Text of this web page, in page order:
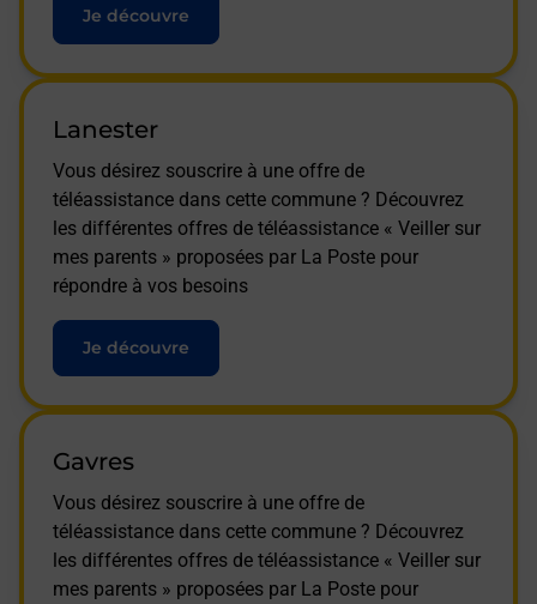
Je découvre
Lanester
Vous désirez souscrire à une offre de
téléassistance dans cette commune ? Découvrez
les différentes offres de téléassistance « Veiller sur
mes parents » proposées par La Poste pour
répondre à vos besoins
Je découvre
Gavres
Vous désirez souscrire à une offre de
téléassistance dans cette commune ? Découvrez
les différentes offres de téléassistance « Veiller sur
mes parents » proposées par La Poste pour